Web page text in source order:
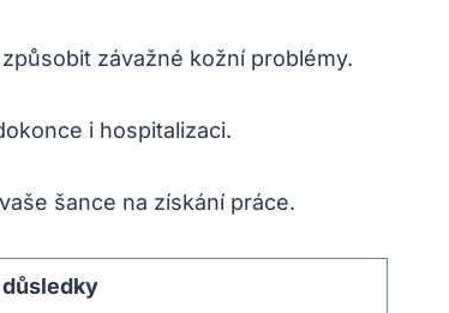
závažné kožní problémy.
i hospitalizaci.
šance na získání práce.